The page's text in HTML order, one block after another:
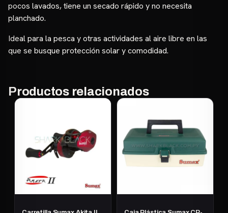
pocos lavados, tiene un secado rápido y no necesita
planchado.
Ideal para la pesca y otras actividades al aire libre en las
que se busque protección solar y comodidad.
Productos relacionados